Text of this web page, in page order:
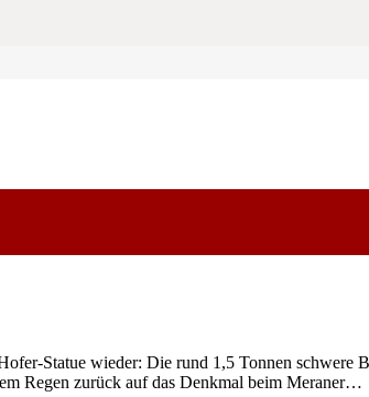
Statue wieder: Die rund 1,5 Tonnen schwere
Regen zurück auf das Denkmal beim Meraner…